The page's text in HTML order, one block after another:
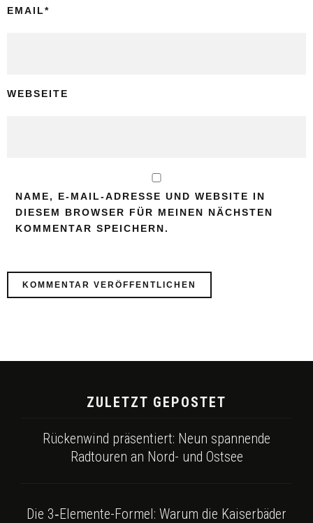
EMAIL*
WEBSEITE
NAME, E-MAIL-ADRESSE UND WEBSITE IN
DIESEM BROWSER FÜR MEINEN NÄCHSTEN
KOMMENTAR SPEICHERN.
ZULETZT GEPOSTET
Rückenwind präsentiert: Neun spannende
Radtouren an Nord- und Ostsee
Die 3‑Elemente-Formel: Warum die Kaiserbäder